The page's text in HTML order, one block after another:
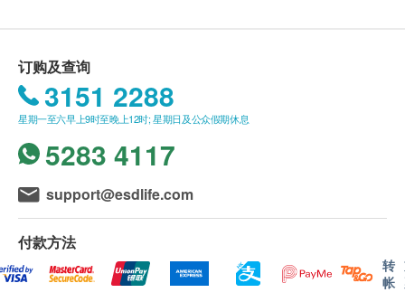
证在制造滤芯时只使用无铅材料。
多级过滤采用多级过滤技术专业制造，使用带有椰子
壳活性炭和优质离子交换树脂的预过滤层，以确保最
大程度的过滤和更清洁的水。
优质过滤材料采用100% 椰子壳颗粒活性炭。与典型
的颗粒状活性炭相比，2倍大的表面积和额外的微孔
可细致过滤更多有害物质和更新鲜的水味。
HK$50运费。
我们将於确定订单後 3 - 6 个工作天内安排发货。
不排除运送时间会因节日而有所影响。当八号烈风
讯号悬掛或黑色暴雨警告生效时，送货服务时间将
会延迟。
所有订单须视乎相关货品的供应情况再作最後确
认。倘若生活易未能提供任何订单上的货品，生活
易有权拒绝接受该订单，并且会於送货前透过电话
或电邮通知顾客再作安排。
订购及查询
3151 2288
星期一至六早上9时至晚上12时; 星期日及公众假期休息
5283 4117
support@esdlife.com
付款方法
转
帐